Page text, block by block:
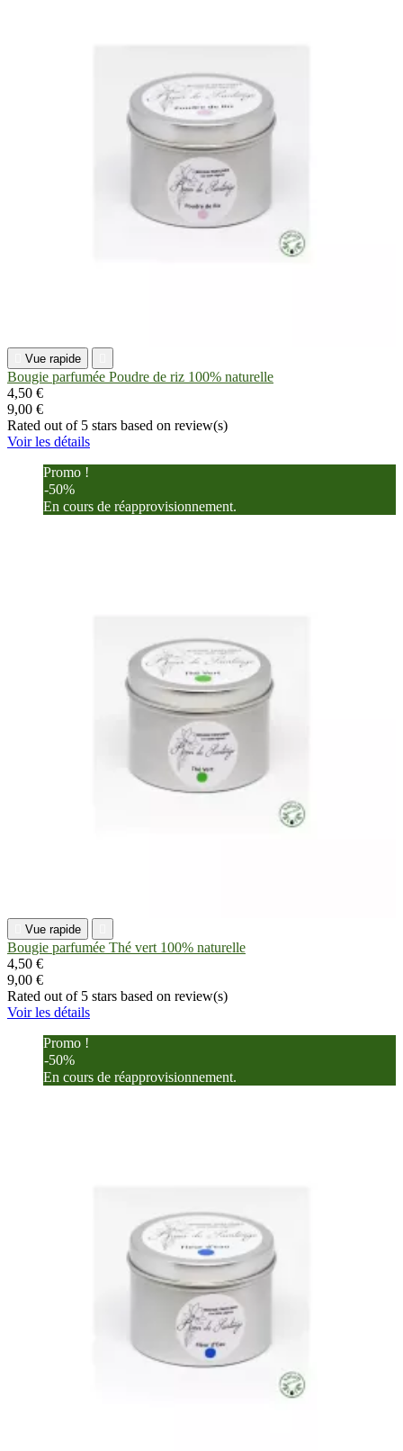
Vue rapide
Bougie parfumée Poudre de riz 100% naturelle
4,50 €
9,00 €
Rated out of 5 stars based on review(s)
Voir les détails
Promo !
-50%
En cours de réapprovisionnement.
Vue rapide
Bougie parfumée Thé vert 100% naturelle
4,50 €
9,00 €
Rated out of 5 stars based on review(s)
Voir les détails
Promo !
-50%
En cours de réapprovisionnement.